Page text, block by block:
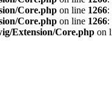
Core.php on line 1266:
Core.php on line 1266:
Extension/Core.php on